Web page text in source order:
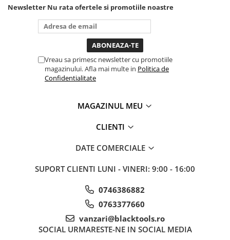
Sistem franare
Sistem Vibro-Power
Sisteme de ridicare si sustinere
Capre Auto
Cricuri Hidraulice
Surubelnite Si Biti
Truse de surubelnite
Masini de echilibrat roti
Piese de schimb
Truse de scule si accesorii
Truse si accesorii 1/2
puternica si de la baterie care
tine destul de mult dar daca o
bagi la priza nu mai ai treaba
toata ziua ,ce...
Newsletter Nu rata ofertele si promotiile noastre
Vreau sa primesc newsletter cu promotiile
magazinului. Afla mai multe in Politica de
Confidentialitate
MAGAZINUL MEU
CLIENTI
DATE COMERCIALE
SUPORT CLIENTI LUNI - VINERI: 9:00 - 16:00
0746386882
0763377660
vanzari@blacktools.ro
SOCIAL URMARESTE-NE IN SOCIAL MEDIA